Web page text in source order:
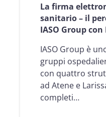
La firma
sanitario – il
IASO Group
IASO Group è
gruppi
con quattro
ad Atene e
completi…